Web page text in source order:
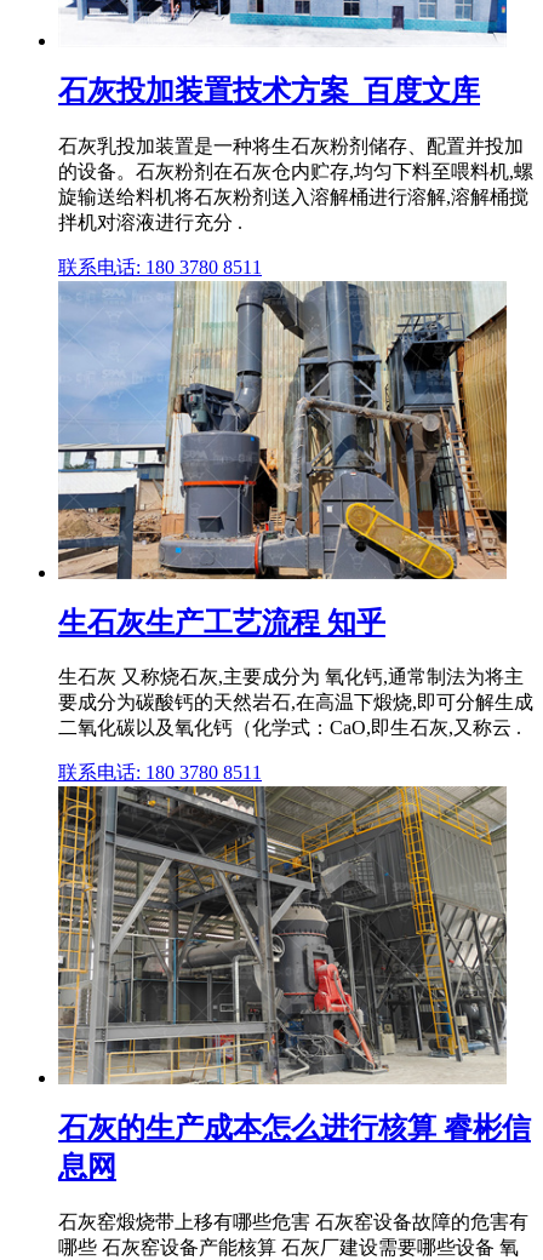
石灰投加装置技术方案_百度文库
石灰乳投加装置是一种将生石灰粉剂储存、配置并投加
的设备。石灰粉剂在石灰仓内贮存,均匀下料至喂料机,螺
旋输送给料机将石灰粉剂送入溶解桶进行溶解,溶解桶搅
拌机对溶液进行充分 .
联系电话: 180 3780 8511
生石灰生产工艺流程 知乎
生石灰 又称烧石灰,主要成分为 氧化钙,通常制法为将主
要成分为碳酸钙的天然岩石,在高温下煅烧,即可分解生成
二氧化碳以及氧化钙（化学式：CaO,即生石灰,又称云 .
联系电话: 180 3780 8511
石灰的生产成本怎么进行核算 睿彬信
息网
石灰窑煅烧带上移有哪些危害 石灰窑设备故障的危害有
哪些 石灰窑设备产能核算 石灰厂建设需要哪些设备 氧